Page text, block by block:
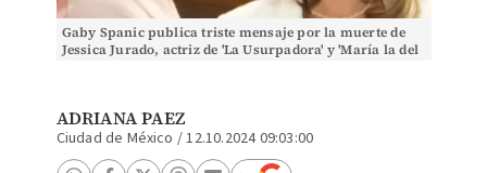
Gaby Spanic publica triste mensaje por la muerte de
Jessica Jurado, actriz de 'La Usurpadora' y 'María la del
ADRIANA PAEZ
Ciudad de México /12.10.2024 09:03:00